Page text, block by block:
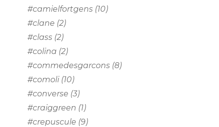
#camielfortgens (10)
#clane (2)
#class (2)
#colina (2)
#commedesgarcons (8)
#comoli(10)
#converse (3)
#craiggreen (1)
#crepuscule (9)